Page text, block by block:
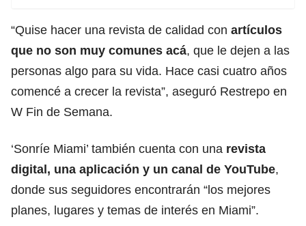
“Quise hacer una revista de calidad con artículos
que no son muy comunes acá, que le dejen a las
personas algo para su vida. Hace casi cuatro años
comencé a crecer la revista”, aseguró Restrepo en
W Fin de Semana.
‘Sonríe Miami’ también cuenta con una revista
digital, una aplicación y un canal de YouTube,
donde sus seguidores encontrarán “los mejores
planes, lugares y temas de interés en Miami”.